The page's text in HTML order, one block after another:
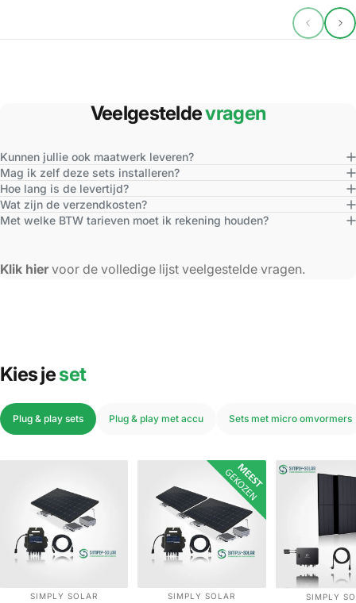
Veelgesteldevragen
Kunnen jullie ook maatwerk leveren?
Mag ik zelf deze sets installeren?
Hoe lang is de levertijd?
Wat zijn de verzendkosten?
Met welke BTW tarieven moet ik rekening houden?
Klik hier voor de volledige lijst veelgestelde vragen.
Kies jeset
Plug & play sets Plug & play met accu Sets met micro omvormers
Verkoper:
SIMPLY SOLAR Verkoper:
SIMPLY SOLAR SIMPLY